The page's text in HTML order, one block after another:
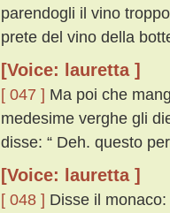
parendogli il vino
prete del vino della
[Voice: lauretta ]
[ 047 ] Ma poi che
medesime verghe gli
disse: “ Deh. questo
[Voice: lauretta ]
[ 048 ] Disse il